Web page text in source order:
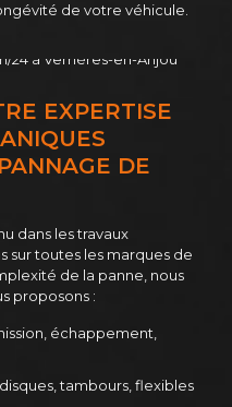
de votre véhicule.
EXPERTISE
DE
dans les travaux
sur toutes les marques de
de la panne, nous
proposons :
échappement,
tambours, flexibles